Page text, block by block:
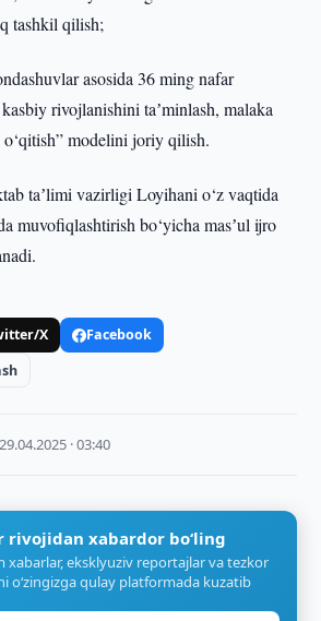
tashkil qilish;
asosida 36 ming nafar
rivojlanishini taʼminlash, malaka
o‘qitish” modelini joriy qilish.
taʼlimi vazirligi Loyihani o‘z vaqtida
muvofiqlashtirish bo‘yicha masʼul ijro
X
Facebook
29.04.2025 · 03:40
rivojidan xabardor bo‘ling
xabarlar, eksklyuziv reportajlar va tezkor
o‘zingizga qulay platformada kuzatib